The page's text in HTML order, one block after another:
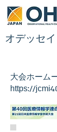
オデッセ
大会ホーム
https://